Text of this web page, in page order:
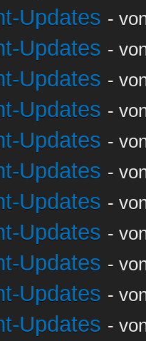
Updates -
Updates -
Updates -
Updates -
Updates -
Updates -
Updates -
Updates -
Updates -
Updates -
Updates -